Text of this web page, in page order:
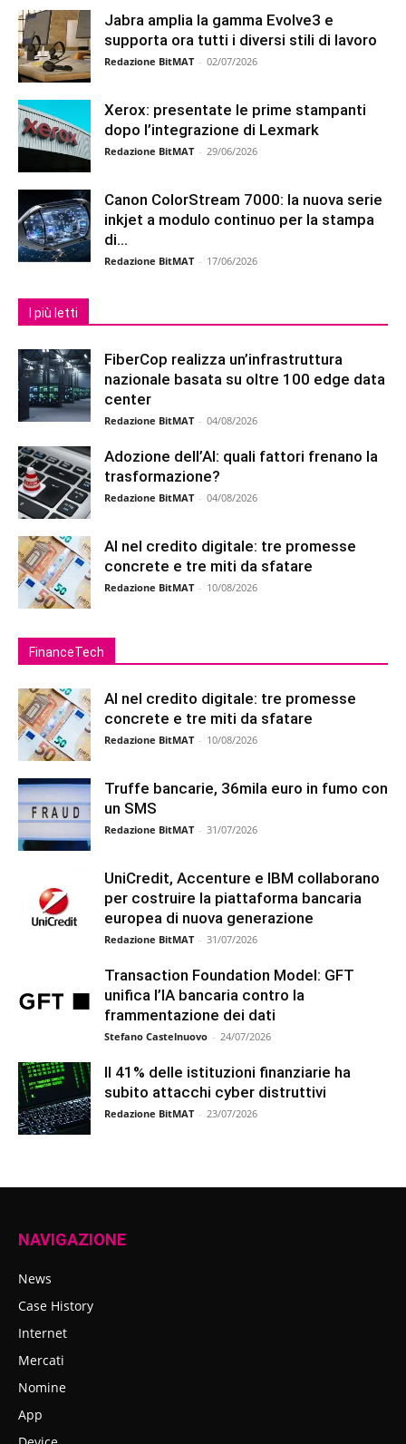
Jabra amplia la gamma Evolve3 e
supporta ora tutti i diversi stili di lavoro
Redazione BitMAT - 02/07/2026
Xerox: presentate le prime stampanti
dopo l’integrazione di Lexmark
Redazione BitMAT - 29/06/2026
Canon ColorStream 7000: la nuova serie
inkjet a modulo continuo per la stampa
di...
Redazione BitMAT - 17/06/2026
I più letti
FiberCop realizza un’infrastruttura
nazionale basata su oltre 100 edge data
center
Redazione BitMAT - 04/08/2026
Adozione dell’AI: quali fattori frenano la
trasformazione?
Redazione BitMAT - 04/08/2026
AI nel credito digitale: tre promesse
concrete e tre miti da sfatare
Redazione BitMAT - 10/08/2026
FinanceTech
AI nel credito digitale: tre promesse
concrete e tre miti da sfatare
Redazione BitMAT - 10/08/2026
Truffe bancarie, 36mila euro in fumo con
un SMS
Redazione BitMAT - 31/07/2026
UniCredit, Accenture e IBM collaborano
per costruire la piattaforma bancaria
europea di nuova generazione
Redazione BitMAT - 31/07/2026
Transaction Foundation Model: GFT
unifica l’IA bancaria contro la
frammentazione dei dati
Stefano Castelnuovo - 24/07/2026
Il 41% delle istituzioni finanziarie ha
subito attacchi cyber distruttivi
Redazione BitMAT - 23/07/2026
NAVIGAZIONE
News
Case History
Internet
Mercati
Nomine
App